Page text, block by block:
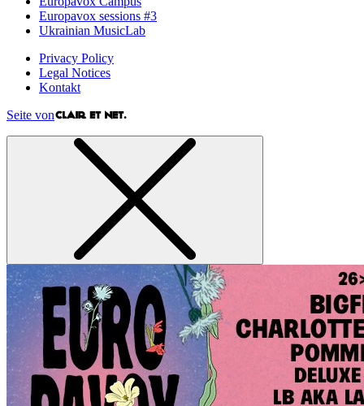
Europavox sessions #3
Ukrainian MusicLab
Privacy Policy
Legal Notices
Kontakt
Seite von